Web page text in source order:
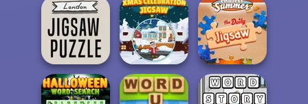
Jigsaw Casual Jigsaw